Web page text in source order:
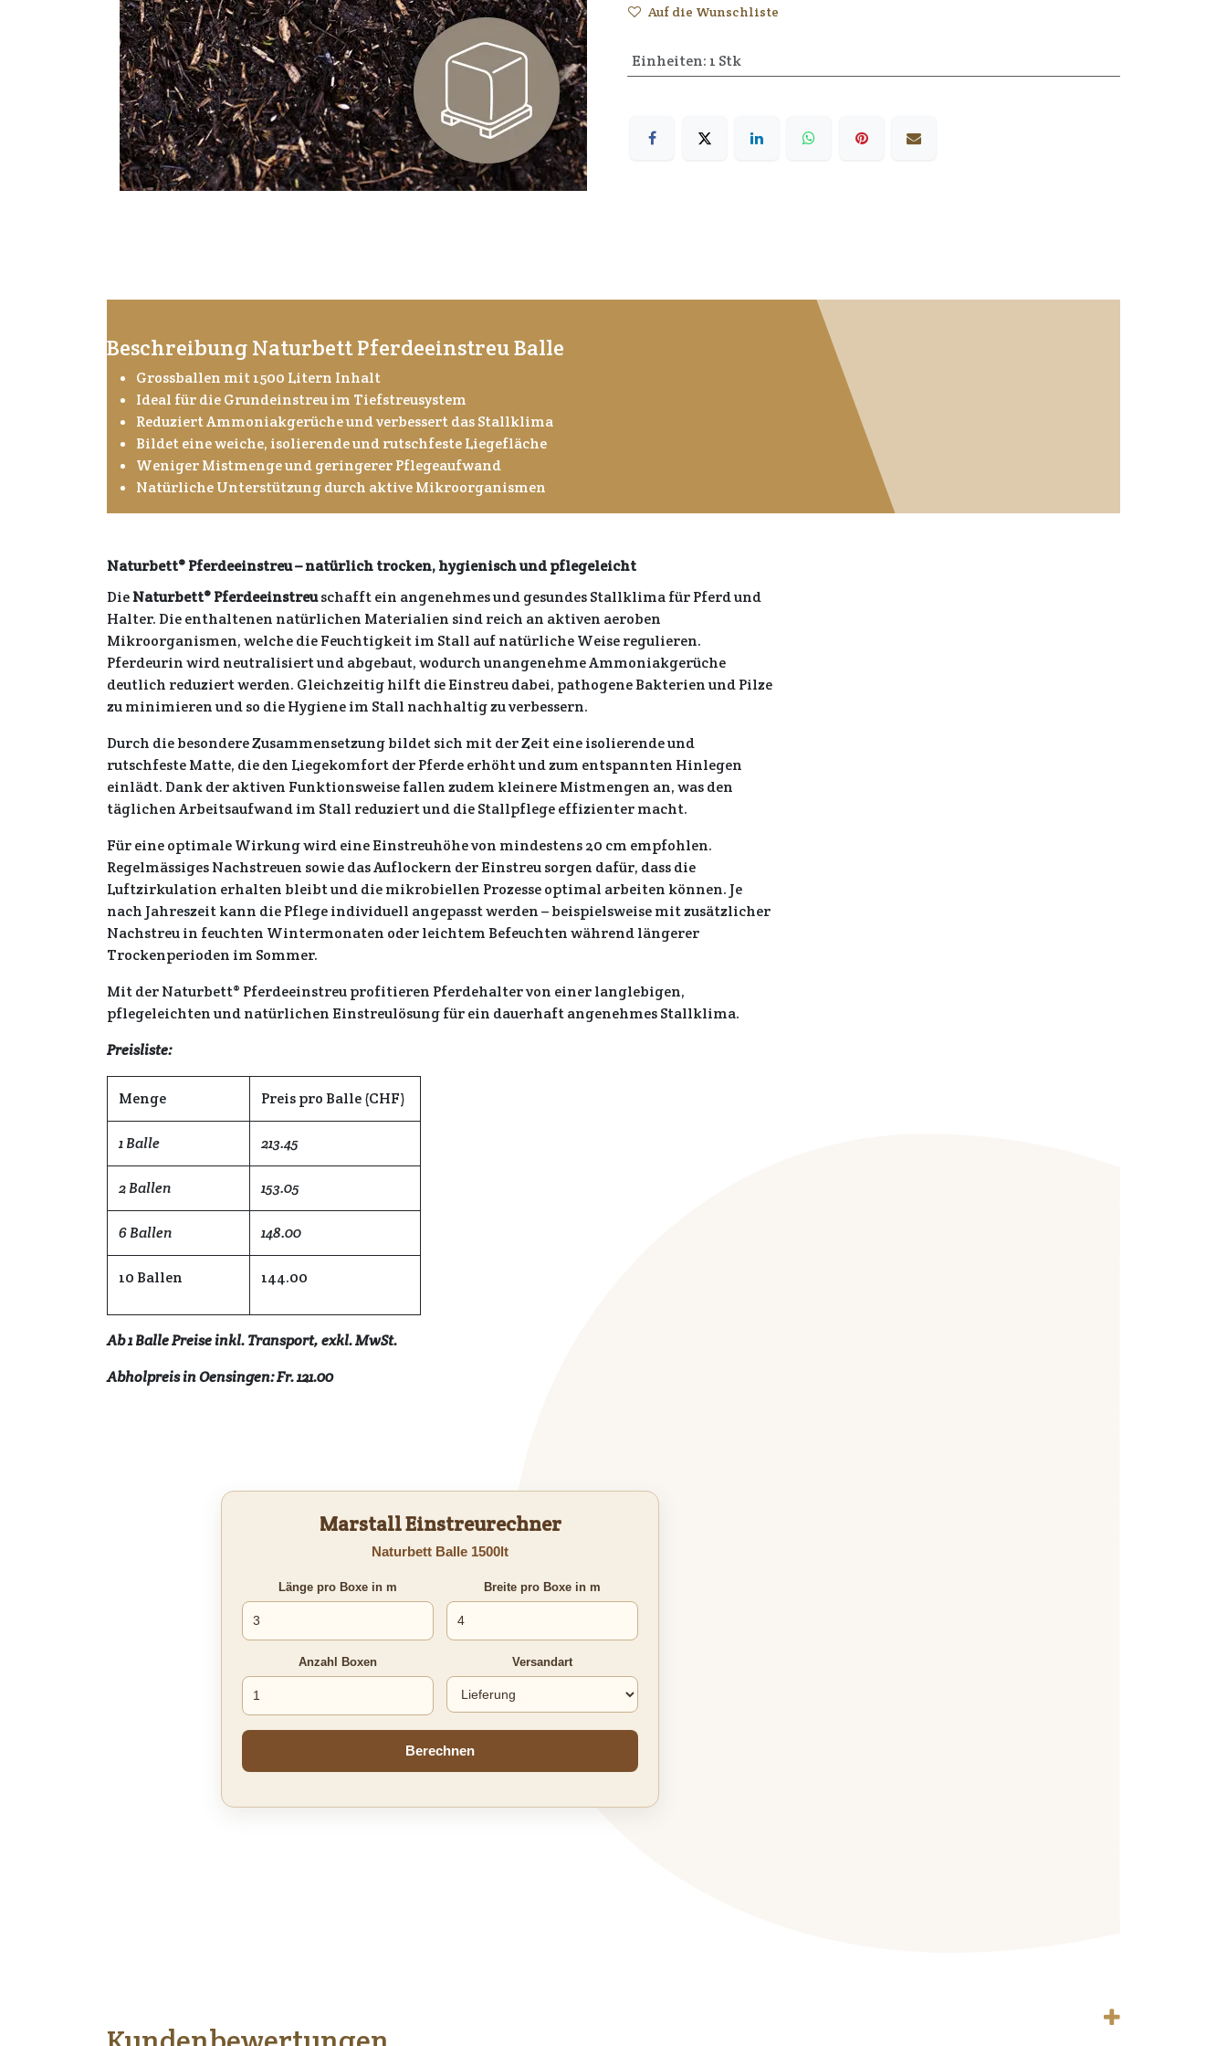
Auf die Wunschliste
Einheiten: 1 Stk
Beschreibung Naturbett Pferdeeinstreu Balle
Grossballen mit 1500 Litern Inhalt
Ideal für die Grundeinstreu im Tiefstreusystem
Reduziert Ammoniakgerüche und verbessert das Stallklima
Bildet eine weiche, isolierende und rutschfeste Liegefläche
Weniger Mistmenge und geringerer Pflegeaufwand
Natürliche Unterstützung durch aktive Mikroorganismen
Naturbett® Pferdeeinstreu – natürlich trocken, hygienisch und pflegeleicht
DieNaturbett® Pferdeeinstreuschafft ein angenehmes und gesundes Stallklima für Pferd und
Halter. Die enthaltenen natürlichen Materialien sind reich an aktiven aeroben
Mikroorganismen, welche die Feuchtigkeit im Stall auf natürliche Weise regulieren.
Pferdeurin wird neutralisiert und abgebaut, wodurch unangenehme Ammoniakgerüche
deutlich reduziert werden. Gleichzeitig hilft die Einstreu dabei, pathogene Bakterien und Pilze
zu minimieren und so die Hygiene im Stall nachhaltig zu verbessern.
Durch die besondere Zusammensetzung bildet sich mit der Zeit eine isolierende und
rutschfeste Matte, die den Liegekomfort der Pferde erhöht und zum entspannten Hinlegen
einlädt. Dank der aktiven Funktionsweise fallen zudem kleinere Mistmengen an, was den
täglichen Arbeitsaufwand im Stall reduziert und die Stallpflege effizienter macht.
Für eine optimale Wirkung wird eine Einstreuhöhe von mindestens 20 cm empfohlen.
Regelmässiges Nachstreuen sowie das Auflockern der Einstreu sorgen dafür, dass die
Luftzirkulation erhalten bleibt und die mikrobiellen Prozesse optimal arbeiten können. Je
nach Jahreszeit kann die Pflege individuell angepasst werden – beispielsweise mit zusätzlicher
Nachstreu in feuchten Wintermonaten oder leichtem Befeuchten während längerer
Trockenperioden im Sommer.
Mit der Naturbett® Pferdeeinstreu profitieren Pferdehalter von einer langlebigen,
pflegeleichten und natürlichen Einstreulösung für ein dauerhaft angenehmes Stallklima.
Preisliste:
Menge Preis pro Balle (CHF)
1 Balle 213.45
2 Ballen 153.05
6 Ballen 148.00
10 Ballen 144.00
Ab 1 Balle Preise inkl. Transport, exkl. MwSt.
Abholpreis in Oensingen: Fr. 121.00
Marstall Einstreurechner
Naturbett Balle 1500lt
Länge pro Boxe in m Breite pro Boxe in m
Anzahl Boxen Versandart
Berechnen